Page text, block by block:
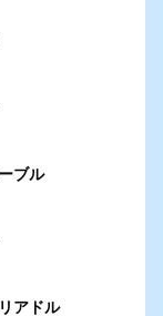
ブル
アドル